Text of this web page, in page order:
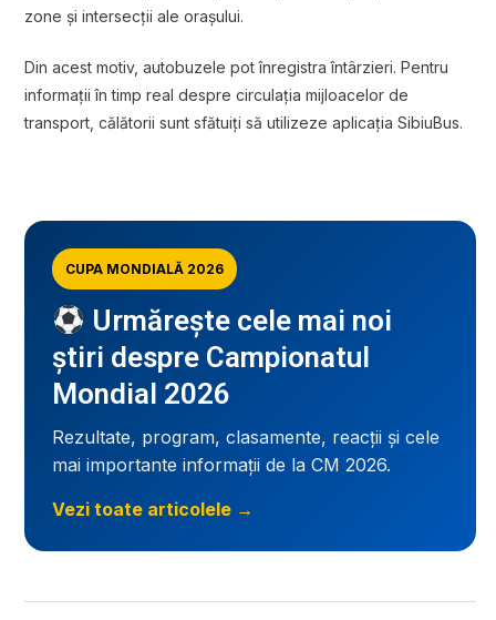
zone și intersecții ale orașului.
Din acest motiv, autobuzele pot înregistra întârzieri. Pentru
informații în timp real despre circulația mijloacelor de
transport, călătorii sunt sfătuiți să utilizeze aplicația SibiuBus.
CUPA MONDIALĂ 2026
Urmărește cele mai noi
știri despre Campionatul
Mondial 2026
Rezultate, program, clasamente, reacții și cele
mai importante informații de la CM 2026.
Vezi toate articolele →